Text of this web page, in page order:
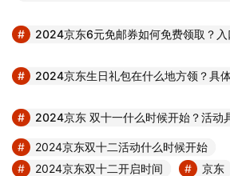
2024京东6元免邮券如何免费领取？入
2024京东生日礼包在什么地方领？具
2024京东 双十一什么时候开始？活动
2024京东双十二活动什么时候开始
2024京东双十二开启时间
京东